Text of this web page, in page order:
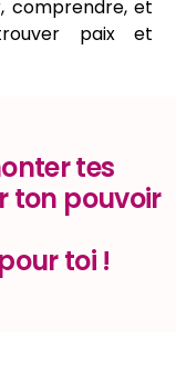
comprendre, et
paix et
tes
ton pouvoir
toi !